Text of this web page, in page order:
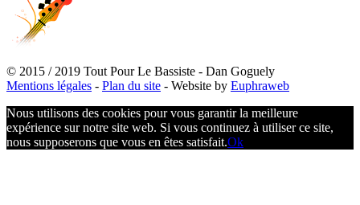
© 2015 / 2019 Tout Pour Le Bassiste - Dan Goguely
Mentions légales - Plan du site - Website by Euphraweb
Nous utilisons des cookies pour vous garantir la meilleure
expérience sur notre site web. Si vous continuez à utiliser ce site,
nous supposerons que vous en êtes satisfait.Ok